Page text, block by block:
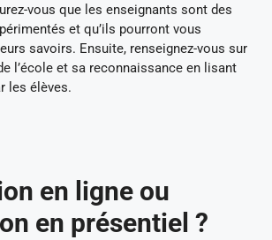
vous que les enseignants sont des
et qu’ils pourront vous
savoirs. Ensuite, renseignez-vous sur
l’école et sa reconnaissance en lisant
les élèves.
en ligne ou
en présentiel ?